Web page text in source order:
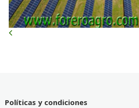
Políticas y condiciones